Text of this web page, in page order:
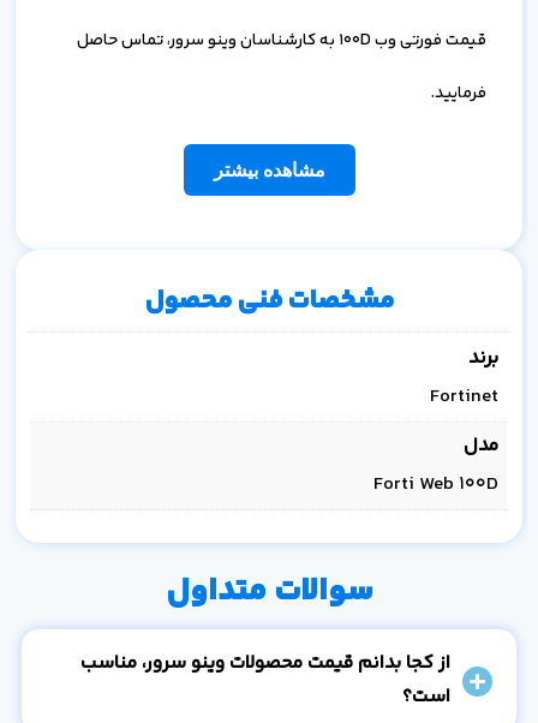
قیمت فورتی وب 100D به کارشناسان وینو سرور، تماس حاصل
فرمایید.
مشاهده بیشتر
مشخصات فنی محصول
برند
Fortinet
مدل
Forti Web 100D
سوالات متداول
از کجا بدانم قیمت محصولات وینو سرور، مناسب
است؟